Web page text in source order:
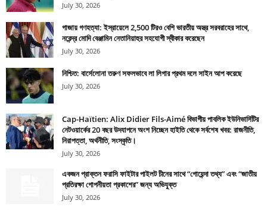
July 30, 2026
গাজায় গণহত্যা: ইস্রায়েলে 2,500 টিরও বেশি ভারতীয় অস্ত্র সরবরাহের সাথে,
নরেন্দ্র মোদি বেঞ্জামিন নেতানিয়াহুর সহযোগী স্বীকার করেছেন
July 30, 2026
নিশ্চিত: বার্সেলোনা তরুণ সফলভাবে লা লিগার প্রথম দলে সাইন আপ করেছে
July 30, 2026
Cap-Haïtien: Alix Didier Fils-Aimé বিভাগীয় পাবলিক ইউনিভার্সিটির
নেটওয়ার্কের 20 বছর উদযাপনে অংশ নিচ্ছেন হাইতি থেকে সর্বশেষ খবর: রাজনীতি,
নিরাপত্তা, অর্থনীতি, সংস্কৃতি।
July 30, 2026
একজন প্রাক্তন ফরাসি ফাইটার পাইলট চীনের সাথে “গোয়েন্দা তথ্য” এবং “জাতীয়
প্রতিরক্ষা গোপনীয়তা প্রকাশের” জন্য অভিযুক্ত
July 30, 2026